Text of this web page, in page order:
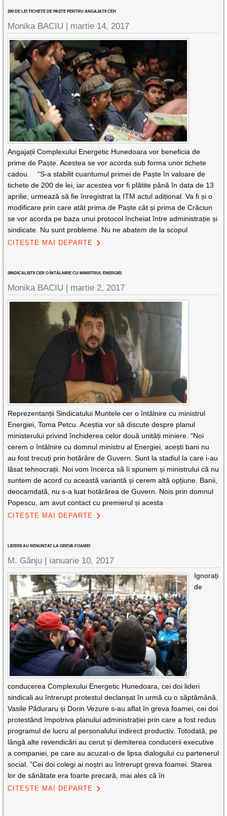
200 DE LEI TICHETE DE PAȘTE PENTRU ANGAJAȚII CEH
Monika BACIU | martie 14, 2017
Angajații Complexului Energetic Hunedoara vor beneficia de
prime de Paște. Acestea se vor acorda sub forma unor tichete
cadou. “S-a stabilit cuantumul primei de Paște în valoare de
tichete de 200 de lei, iar acestea vor fi plătite până în data de 13
aprilie, urmează să fie înregistrat la ITM actul adițional. Va fi și o
modificare prin care atât prima de Paște cât și prima de Crăciun
se vor acorda pe baza unui protocol încheiat între administrație și
sindicate. Nu sunt probleme. Nu ne abatem de la scopul
CITEȘTE MAI DEPARTE
SINDICALIȘTII CER O ÎNTÂLNIRE CU MINISTRUL ENERGIEI
Monika BACIU | martie 2, 2017
Reprezentanții Sindicatului Muntele cer o întâlnire cu ministrul
Energiei, Toma Petcu. Aceștia vor să discute despre planul
ministerului privind închiderea celor două unități miniere. “Noi
cerem o întâlnire cu domnul ministru al Energiei, acești bani nu
au fost trecuți prin hotărâre de Guvern. Sunt la stadiul la care i-au
lăsat tehnocrații. Noi vom încerca să îi spunem și ministrului că nu
suntem de acord cu această variantă și cerem altă opțiune. Banii,
deocamdată, nu s-a luat hotărârea de Guvern. Nois prin domnul
Popescu, am avut contact cu premierul și acesta
CITEȘTE MAI DEPARTE
LIDERII AU RENUNȚAT LA GREVA FOAMEI
M. Gânju | ianuarie 10, 2017
Ignorați
de
conducerea Complexului Energetic Hunedoara, cei doi lideri
sindicali au întrerupt protestul declanșat în urmă cu o săptămână.
Vasile Păduraru și Dorin Vezure s-au aflat în greva foamei, cei doi
protestând împotriva planului administrației prin care a fost redus
programul de lucru al personalului indirect productiv. Totodată, pe
lângă alte revendicări au cerut și demiterea conducerii executive
a companiei, pe care au acuzat-o de lipsa dialogului cu partenerul
social. ”Cei doi colegi ai noștri au întrerupt greva foamei. Starea
lor de sănătate era foarte precară, mai ales că în
CITEȘTE MAI DEPARTE